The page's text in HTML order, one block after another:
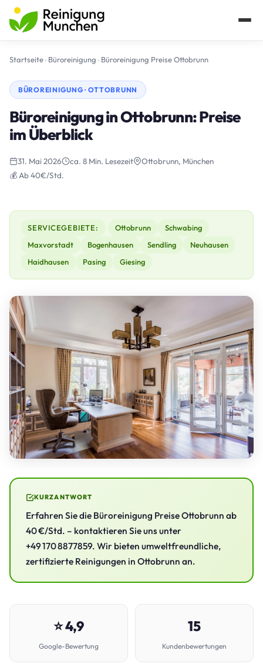
Startseite› Büroreinigung › Büroreinigung Preise Ottobrunn
BÜROREINIGUNG · OTTOBRUNN
Büroreinigung in Ottobrunn: Preise
im Überblick
31. Mai 2026 ca. 8 Min. Lesezeit
Ottobrunn, München
💰 Ab 40€/Std.
SERVICEGEBIETE: Ottobrunn
Schwabing
Maxvorstadt
Bogenhausen Sendling
Neuhausen
Haidhausen
Pasing Giesing
KURZANTWORT
Erfahren Sie die Büroreinigung Preise Ottobrunn ab
40 €/Std. – kontaktieren Sie uns unter
+49 170 8877859. Wir bieten umweltfreundliche,
zertifizierte Reinigungen in Ottobrunn an.
⭐ 4,9
Google-Bewertung
15
Kundenbewertungen